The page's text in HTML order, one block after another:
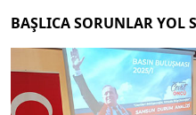
BAŞLICA SORUNLAR YOL